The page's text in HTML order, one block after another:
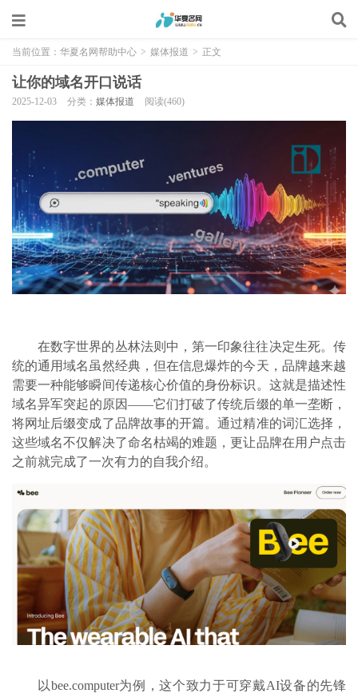
当前位置： 华夏名网帮助中心 > 媒体报道 > 正文
让你的域名开口说话
2025-12-03 分类： 媒体报道 阅读(460)
在数字世界的丛林法则中，第一印象往往决定生死。传
统的通用域名虽然经典，但在信息爆炸的今天，品牌越来越
需要一种能够瞬间传递核心价值的身份标识。这就是描述性
域名异军突起的原因——它们打破了传统后缀的单一垄断，
将网址后缀变成了品牌故事的开篇。通过精准的词汇选择，
这些域名不仅解决了命名枯竭的难题，更让品牌在用户点击
之前就完成了一次有力的自我介绍。
以bee.computer为例，这个致力于可穿戴AI设备的先锋